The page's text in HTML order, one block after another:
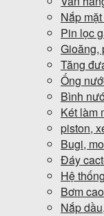
Nắp
Pin lọc
Gioăng,
Tăng
Ống
Bình
Két làm
piston,
Bugi,
Đáy
Hệ
Bơm
Nắp